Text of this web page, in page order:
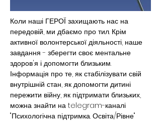
Коли наші ГЕРОЇ захищають нас на
передовій, ми дбаємо про тил. Крім
активної волонтерської діяльності, наше
завдання - зберегти своє ментальне
здоров'я і допомогти близьким.
Інформація про те, як стабілізувати свій
внутрішній стан, як допомогти дитині
пережити війну, як підтримати близьких,
можна знайти на telegram-каналі
"Психологічна підтримка. Освіта/Рівне"